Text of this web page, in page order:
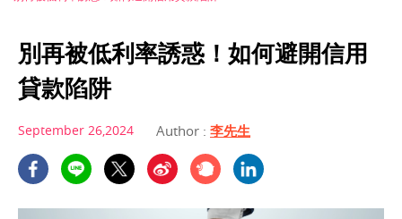
別再被低利率誘惑！如何避開信用
貸款陷阱
September 26,2024 Author : 李先生